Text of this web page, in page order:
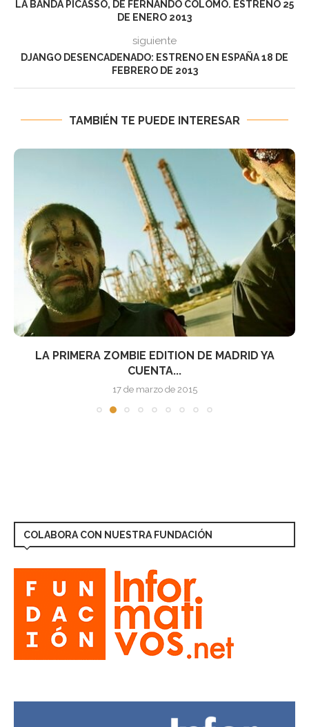
LA BANDA PICASSO, DE FERNANDO COLOMO. ESTRENO 25
DE ENERO 2013
siguiente
DJANGO DESENCADENADO: ESTRENO EN ESPAÑA 18 DE
FEBRERO DE 2013
TAMBIÉN TE PUEDE INTERESAR
LA PRIMERA ZOMBIE EDITION DE MADRID YA
CUENTA...
17 de marzo de 2015
COLABORA CON NUESTRA FUNDACIÓN